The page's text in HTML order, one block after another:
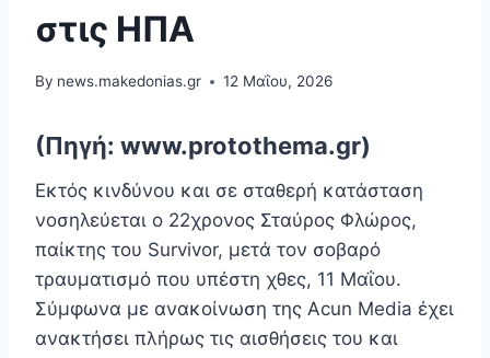
στις ΗΠΑ
By news.makedonias.gr 12 Μαΐου, 2026
(Πηγή: www.protothema.gr)
Εκτός κινδύνου και σε σταθερή κατάσταση
νοσηλεύεται ο 22χρονος Σταύρος Φλώρος,
παίκτης του Survivor, μετά τον σοβαρό
τραυματισμό που υπέστη χθες, 11 Μαΐου.
Σύμφωνα με ανακοίνωση της Acun Media έχει
ανακτήσει πλήρως τις αισθήσεις του και